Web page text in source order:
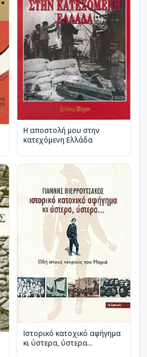
Η αποστολή μου στην
κατεχόμενη Ελλάδα
Ιστορικό κατοχικό αφήγημα
κι ύστερα, ύστερα...